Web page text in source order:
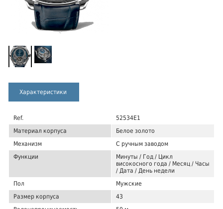
Характеристики
Ref.
52534E1
Материал корпуса
Белое золото
Механизм
С ручным заводом
Функции
Минуты / Год / Цикл
високосного года / Месяц / Часы
/ Дата / День недели
Пол
Мужские
Размер корпуса
43